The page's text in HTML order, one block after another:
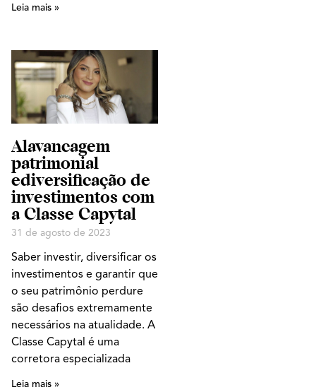
Leia mais »
Alavancagem
patrimonial
ediversificação de
investimentos com
a Classe Capytal
31 de agosto de 2023
Saber investir, diversificar os
investimentos e garantir que
o seu patrimônio perdure
são desafios extremamente
necessários na atualidade. A
Classe Capytal é uma
corretora especializada
Leia mais »